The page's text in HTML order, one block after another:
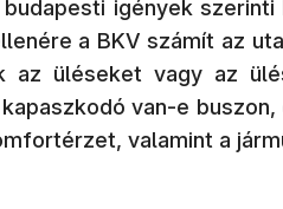
igények szerinti
a BKV számít az
az üléseket vagy az
van-e
valamint a